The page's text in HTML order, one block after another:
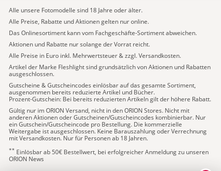
Alle unsere Fotomodelle sind 18 Jahre oder älter.
Alle Preise, Rabatte und Aktionen gelten nur online.
Das Onlinesortiment kann vom Fachgeschäfte-Sortiment abweichen.
Aktionen und Rabatte nur solange der Vorrat reicht.
Alle Preise in Euro inkl. Mehrwertsteuer & zzgl. Versandkosten.
Artikel der Marke Fleshlight sind grundsätzlich von Aktionen und Rabatten
ausgeschlossen.
Gutscheine & Gutscheincodes einlösbar auf das gesamte Sortiment,
ausgenommen bereits reduzierte Artikel und Bücher.
Prozent-Gutschein: Bei bereits reduzierten Artikeln gilt der höhere Rabatt.
Gültig nur im ORION Versand, nicht in den ORION Stores. Nicht mit
anderen Aktionen oder Gutscheinen/Gutscheincodes kombinierbar. Nur
ein Gutschein/Gutscheincode pro Bestellung. Die kommerzielle
Weitergabe ist ausgeschlossen. Keine Barauszahlung oder Verrechnung
mit Versandkosten. Nur für Personen ab 18 Jahren.
** Einlösbar ab 50€ Bestellwert, bei erfolgreicher Anmeldung zu unseren
ORION News